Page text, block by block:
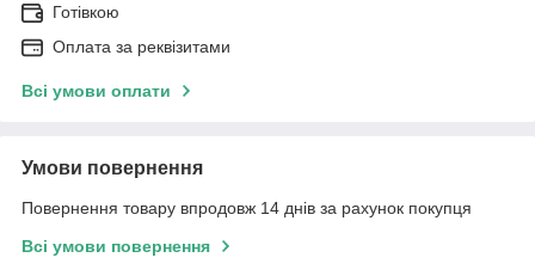
Готівкою
Оплата за реквізитами
Всі умови оплати
Умови повернення
Повернення товару впродовж 14 днів за рахунок покупця
Всі умови повернення